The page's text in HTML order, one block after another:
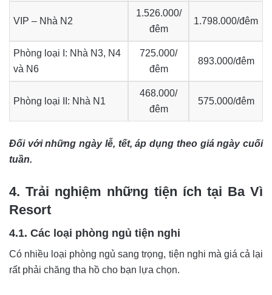
VIP – Nhà N2
1.526.000/
đêm
1.798.000/đêm
Phòng loại I: Nhà N3, N4
và N6
725.000/
đêm
893.000/đêm
Phòng loại II: Nhà N1
468.000/
đêm
575.000/đêm
Đối với những ngày lễ, tết, áp dụng theo giá ngày cuối
tuần.
4. Trải nghiệm những tiện ích tại Ba Vì
Resort
4.1. Các loại phòng ngủ tiện nghi
Có nhiều loại phòng ngủ sang trọng, tiện nghi mà giá cả lại
rất phải chăng tha hồ cho bạn lựa chọn.